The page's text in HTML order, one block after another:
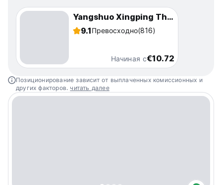
Yangshuo Xingping This Old Place Li-River Inn
9.1Превосходно(816)
Начиная с€10.72
Позиционирование зависит от выплаченных комиссионных и
других факторов. читать далее